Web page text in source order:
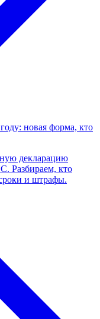
новая форма, кто
декларацию
Разбираем, кто
и штрафы.